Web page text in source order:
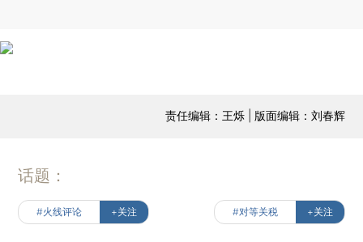
责任编辑：王烁 | 版面编辑：刘春辉
话题：
#火线评论 +关注 #对等关税 +关注